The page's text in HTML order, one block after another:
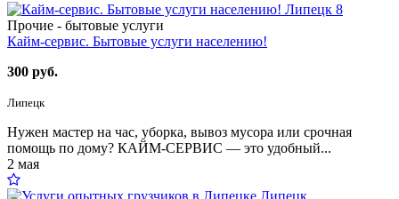
8
Прочие - бытовые услуги
Кайм-сервис. Бытовые услуги населению!
300 руб.
Липецк
Нужен мастер на час, уборка, вывоз мусора или срочная
помощь по дому? КАЙМ-СЕРВИС — это удобный...
2 мая